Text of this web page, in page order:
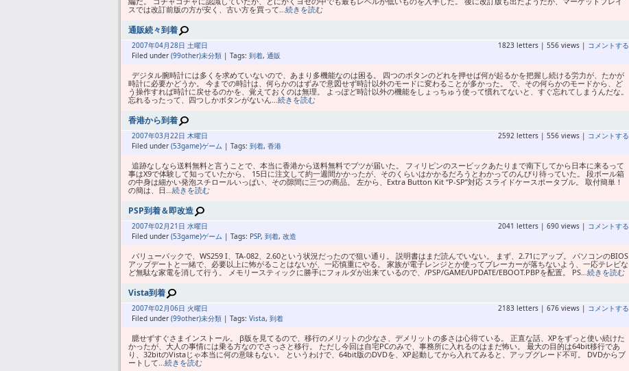
スでは改訂前版の方が安く、古い方を買って…続きを読む
通販続々到着
2007年04月28日 土曜日
Filed under (99other)未分類 | Tags: 到着, 通販
1823 letters | 556 views | コメントする
デジタル腕時計には多くを求めていないので、あまり多機能なのは困る。 四つのボタンのどれを押せば何が起るかを把握し続ける労力が、たかが
時計に必要かどうか。 今までの時計は、何らかのはずみで意図せず時計以外のモードに変わることが多かった。 で、その何らかのモードから、ど
う操作すれば時計に戻せるのかを、覚えておくのは無理。 よっぽど時計以外の機能をしょっちゅう使って慣れてないと、すぐ忘れてしまうんだな。
忘れるったって、四つしかボタンがないん…続きを読む
香港から到着
2007年03月22日 木曜日
Filed under (53game)ゲーム | Tags: 到着, 香港
2592 letters | 556 views | コメントする
追跡なしなら送料無料と言うことで、本当に香港から送料無料でブツが届いた。 フィリピンのスービックあたりまで南下してから日本に来るって
事はX9で体験して知っていたから、 15日に注文して約一週間かかったが、そのくらいはかかるだろうとわかってのんびり待っていた。 段ボール箱
の中身は細かい発泡スチロールいっぱい、その隙間に三つの商品。 左から、Extra Button Kit “P-SP”対応 スライドケースポータブル。 取付簡単！
の簡は、日 …続きを読む
PSP到着＆即改造
2007年02月21日 水曜日
Filed under (53game)ゲーム | Tags: PSP, 到着, 改造
2041 letters | 690 views | コメントする
バリューパックで、WS259 I、TA-082、2.60という状況だったので狙い通り。 説明書はまだ読んでいない。 まず、2.71にアップ。 パソコンのBIOS
アップデートと一緒で、必要以上に怖がることはないが、一応慎重にやる。 家族が電子レンジとか使ってブレーカーが落ちないよう、一応テレビな
ど無駄な家電を消して行う。 メモリースティックに勝手にフォルダが出来ているので、/PSP/GAME/UPDATE/EBOOT.PBPを配置。 PS…続きを読む
Vista到着
2007年02月06日 火曜日
Filed under (99other)未分類 | Tags: Vista, 到着
2183 letters | 676 views | コメントする
臆せずすぐさまインストール。 β版を見てるので、移行のメリットの少なさ、デメリットの多さは心得ている。 正直な話、XPをずっと使い続けた
かったが、大人の事情には乗る方なのでさっさと移行。 ただし今回は自宅PCのみで、事務所に入れるのはまだ怖い。 最大の目的は64bit移行であ
り、32bitのVistaじゃ本当に何の意味もない。 というわけで、64bit版のDVDを、XP起動してから入れてみると、アップグレード不可。 DVDからブ
ートして…続きを読む